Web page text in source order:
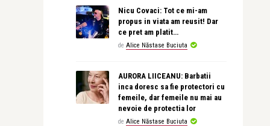
Nicu Covaci: Tot ce mi-am
propus in viata am reusit! Dar
ce pret am platit…
de Alice Năstase Buciuta
AURORA LIICEANU: Barbatii
inca doresc sa fie protectori cu
femeile, dar femeile nu mai au
nevoie de protectia lor
de Alice Năstase Buciuta